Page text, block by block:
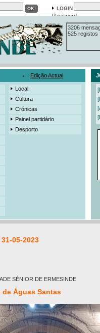
Password
13558 notícias
19421 fotos
385 edições
3206
525 registos
Edição Actual
Local
Cultura
Crónicas
Painel partidário
Desporto
05-2023
SÉNIOR DE ERMESINDE
Águas Santas